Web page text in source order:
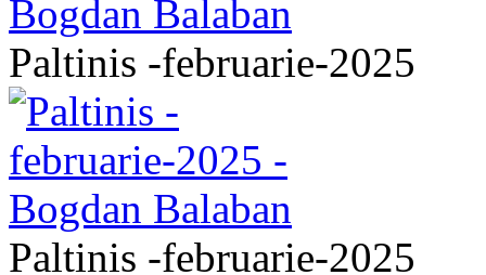
Paltinis -februarie-2025
Paltinis -februarie-2025